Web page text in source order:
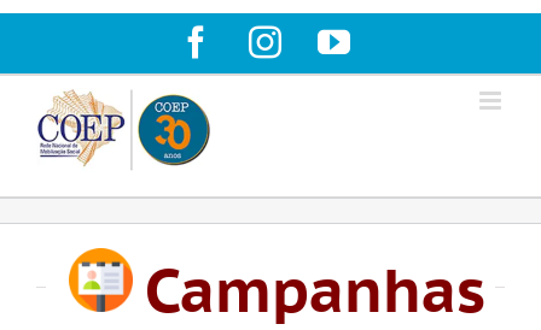
para
conteúdo
Facebook
InstagramYouTube
Campanhas